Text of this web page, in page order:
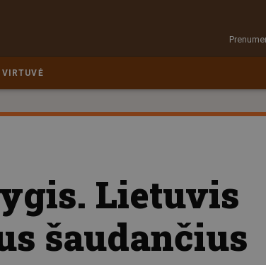
VIRTUVĖ
Lietuvis
šaudančius